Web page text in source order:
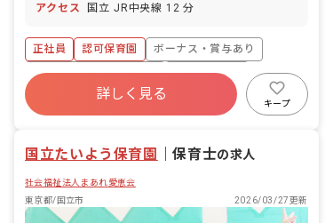
アクセス 国立 JR中央線 12 分
正社員 認可保育園
ボーナス・賞与あり
寮・住宅・家賃補助あり
社会保険完備
福利厚生充実
退職金制度
詳しく見る
キープ
国立たいよう保育園 ｜保育士の求人
社会福祉法人まあれ愛恵会
東京都/国立市
2026/03/27更新